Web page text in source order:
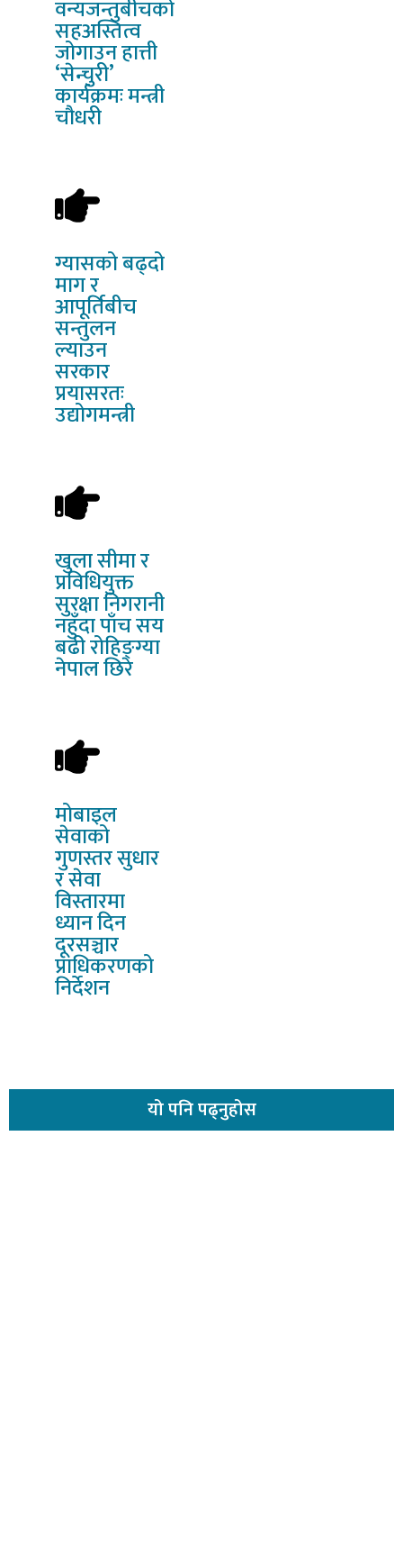
वन्यजन्तुबीचको
सहअस्तित्व
जोगाउन हात्ती
‘सेन्चुरी’
कार्यक्रमः मन्त्री
चौधरी
ग्यासकोबढ्दो
माग र
आपूर्तिबीच
सन्तुलन
ल्याउन
सरकार
प्रयासरतः
उद्योगमन्त्री
खुलासीमा र
प्रविधियुक्त
सुरक्षा निगरानी
नहुँदा पाँच सय
बढी रोहिङ्ग्या
नेपाल छिरे
मोबाइल
सेवाको
गुणस्तर सुधार
र सेवा
विस्तारमा
ध्यान दिन
दूरसञ्चार
प्राधिकरणको
निर्देशन
योपनि पढ्नुहोस